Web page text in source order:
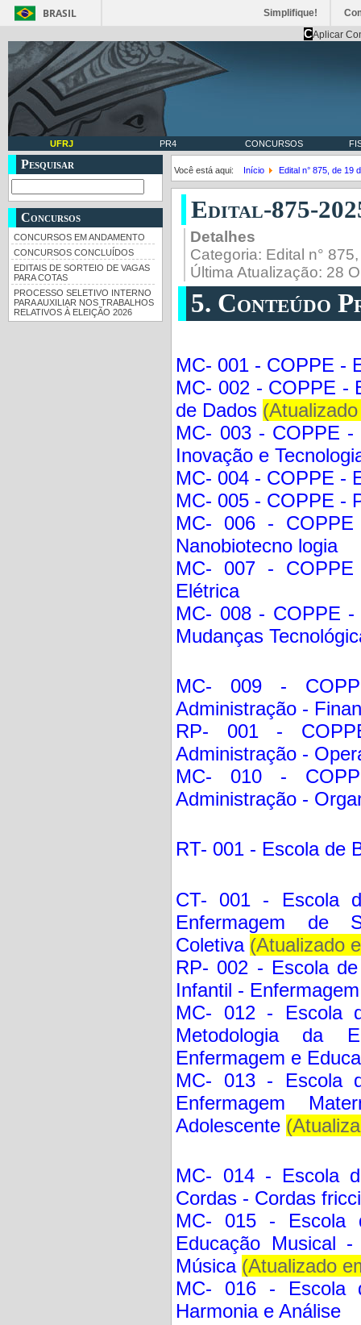
BRASIL Simplifique!
CAplicar
UFRJ PR4 CONCURSOS
Pesquisar
Concursos
CONCURSOS EM ANDAMENTO
CONCURSOS CONCLUÍDOS
EDITAIS DE SORTEIO DE VAGAS
PARA COTAS
PROCESSO SELETIVO INTERNO
PARA AUXILIAR NOS TRABALHOS
RELATIVOS À ELEIÇÃO 2026
Você está aqui: Início Edital n° 875, de 19
Edital-875-
Detalhes
Categoria: Edital n°
Última Atualização: 28
5. Conteúdo
MC- 001 - COPPE -
MC- 002 - COPPE -
de Dados
MC- 003 - COPPE -
Inovação e
MC- 004 - COPPE -
MC- 005 - COPPE -
MC- 006 -
Nanobiotecno logia
MC- 007 -
Elétrica
MC- 008 - COPPE -
Mudanças
MC- 009 -
Administração -
RP- 001 -
Administração -
MC- 010 -
Administração -
RT- 001 - Escola de
CT- 001 - Escola
Enfermagem de
Coletiva (Atualizado
RP- 002 - Escola
Infantil -
MC- 012 - Escola
Metodologia da
Enfermagem e
MC- 013 - Escola
Enfermagem
Adolescente
MC- 014 - Escola
Cordas - Cordas
MC- 015 - Escola
Educação Musical
Música (Atualizado
MC- 016 - Escola
Harmonia e Análise